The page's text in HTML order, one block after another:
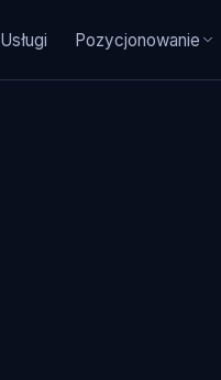
Usługi Pozycjonowanie